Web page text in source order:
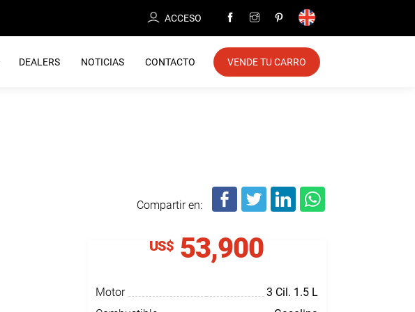
ACCESO
DEALERS NOTICIAS CONTACTO VENDE TU CARRO
Compartir en:
US$ 53,900
Motor 3 Cil. 1.5 L